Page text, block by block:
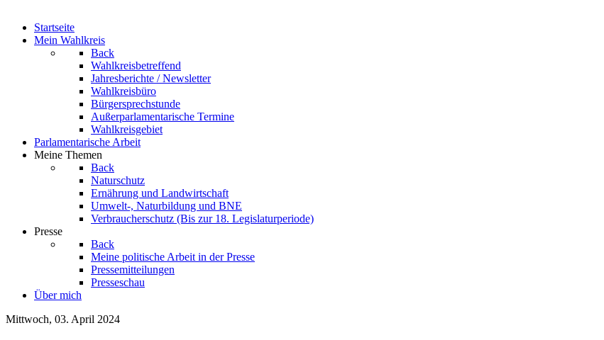
Startseite
Mein Wahlkreis
Back
Wahlkreisbetreffend
Jahresberichte / Newsletter
Wahlkreisbüro
Bürgersprechstunde
Außerparlamentarische Termine
Wahlkreisgebiet
Parlamentarische Arbeit
Meine Themen
Back
Naturschutz
Ernährung und Landwirtschaft
Umwelt-, Naturbildung und BNE
Verbraucherschutz (Bis zur 18. Legislaturperiode)
Presse
Back
Meine politische Arbeit in der Presse
Pressemitteilungen
Presseschau
Über mich
Mittwoch, 03. April 2024